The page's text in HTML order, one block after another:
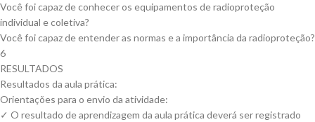
Você foi capaz de conhecer os equipamentos de radioproteção
individual e coletiva?
Você foi capaz de entender as normas e a importância da radioproteção?
6
RESULTADOS
Resultados da aula prática:
Orientações para o envio da atividade:
✓ O resultado de aprendizagem da aula prática deverá ser registrado